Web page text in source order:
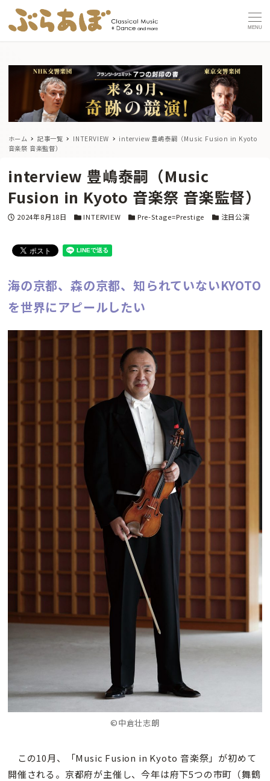
MENU
ホーム 記事一覧 INTERVIEW
interview 豊嶋泰嗣（Music Fusion in Kyoto
音楽祭 音楽監督）
interview 豊嶋泰嗣（Music
Fusion in Kyoto 音楽祭 音楽監督）
投稿日
2024年8月18日 カテゴリー
INTERVIEW カテゴリー
Pre-Stage=Prestige カテゴリー
注目公演
海の京都、森の京都、知られていないKYOTO
を世界にアピールしたい
©中倉壮志朗
この10月、「Music Fusion in Kyoto 音楽祭」が初めて
開催される。京都府が主催し、今年は府下5つの市町（舞鶴